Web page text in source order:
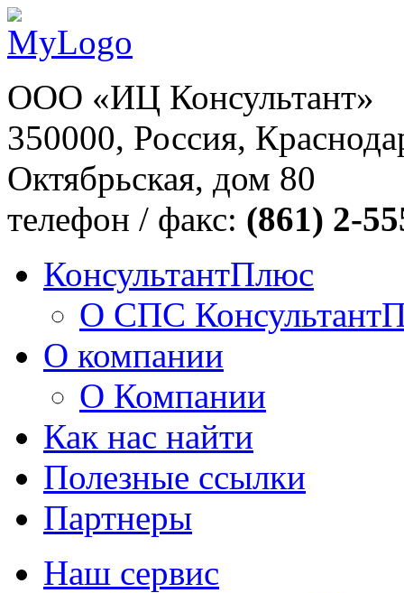
ООО «ИЦ Консультант»
350000, Россия,
Октябрьская, дом 80
телефон / факс: (861) 2-
КонсультантПлюс
О СПС
О компании
О Компании
Как нас найти
Полезные ссылки
Партнеры
Наш сервис